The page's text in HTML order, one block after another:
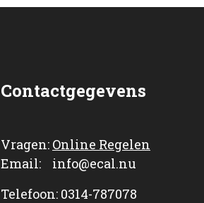
Contactgegevens
Vragen: Online Regelen
Email: info@ecal.nu
Telefoon: 0314-787078